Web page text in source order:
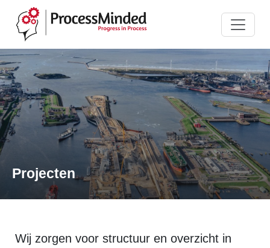
Projecten
Wij zorgen voor structuur en overzicht in